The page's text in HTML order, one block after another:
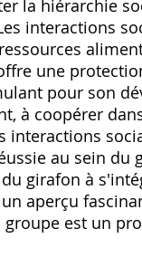
la hiérarchie
interactions
une
pour son
à coopérer
interactions
au sein du
girafon à
aperçu
est un